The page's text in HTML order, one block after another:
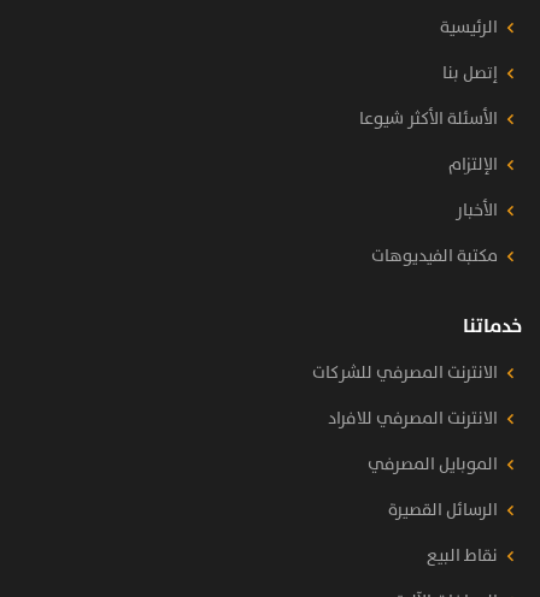
الرئيسية
إتصل بنا
الأسئلة الأكثر شيوعا
الإلتزام
الأخبار
مكتبة الفيديوهات
خدماتنا
الانترنت المصرفي للشركات
الانترنت المصرفي للافراد
الموبايل المصرفي
الرسائل القصيرة
نقاط البيع